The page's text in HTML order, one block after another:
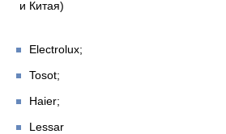
и Китая)
Electrolux;
Tosot;
Haier;
Lessar